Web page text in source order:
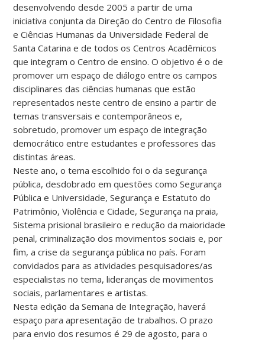
desenvolvendo desde 2005 a partir de uma
iniciativa conjunta da Direção do Centro de Filosofia
e Ciências Humanas da Universidade Federal de
Santa Catarina e de todos os Centros Acadêmicos
que integram o Centro de ensino. O objetivo é o de
promover um espaço de diálogo entre os campos
disciplinares das ciências humanas que estão
representados neste centro de ensino a partir de
temas transversais e contemporâneos e,
sobretudo, promover um espaço de integração
democrático entre estudantes e professores das
distintas áreas.
Neste ano, o tema escolhido foi o da segurança
pública, desdobrado em questões como Segurança
Pública e Universidade, Segurança e Estatuto do
Patrimônio, Violência e Cidade, Segurança na praia,
Sistema prisional brasileiro e redução da maioridade
penal, criminalização dos movimentos sociais e, por
fim, a crise da segurança pública no país. Foram
convidados para as atividades pesquisadores/as
especialistas no tema, lideranças de movimentos
sociais, parlamentares e artistas.
Nesta edição da Semana de Integração, haverá
espaço para apresentação de trabalhos. O prazo
para envio dos resumos é 29 de agosto, para o